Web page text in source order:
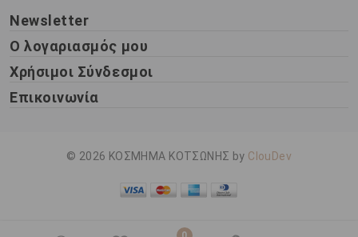
Newsletter
Ο λογαριασμός μου
Χρήσιμοι Σύνδεσμοι
Επικοινωνία
© 2026 ΚΟΣΜΗΜΑ ΚΟΤΣΩΝΗΣ by ClouDev